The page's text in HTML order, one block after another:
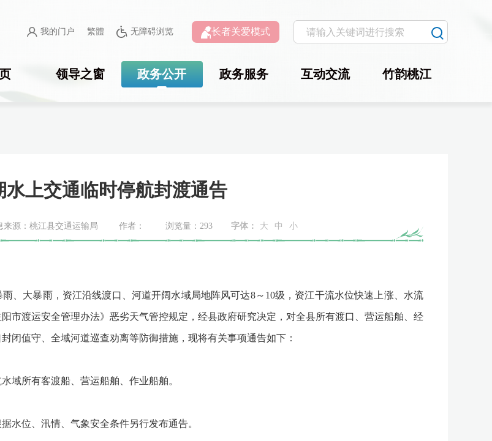
我的门户 繁體 无障碍浏览 长者关爱模式
领导之窗 政务公开 政务服务 互动交流 竹韵桃江
水上交通临时停航封渡通告
来源：桃江县交通运输局 作者： 浏览量： 293 字体： 大 中 小
大暴雨，资江沿线渡口、河道开阔水域局地阵风可达8～10级，资江干流水位快速上涨、水流
市渡运安全管理办法》恶劣天气管控规定，经县政府研究决定，对全县所有渡口、营运船舶、经
闭值守、全域河道巡查劝离等防御措施，现将有关事项通告如下：
所有客渡船、营运船舶、作业船舶。
位、汛情、气象安全条件另行发布通告。